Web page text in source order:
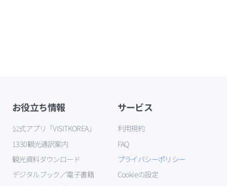
お役立ち情報
公式アプリ「VISITKOREA」
1330観光通訳案内
観光資料ダウンロード
デジタルブック／電子書籍
サービス
利用規約
FAQ
プライバシーポリシー
Cookieの設定